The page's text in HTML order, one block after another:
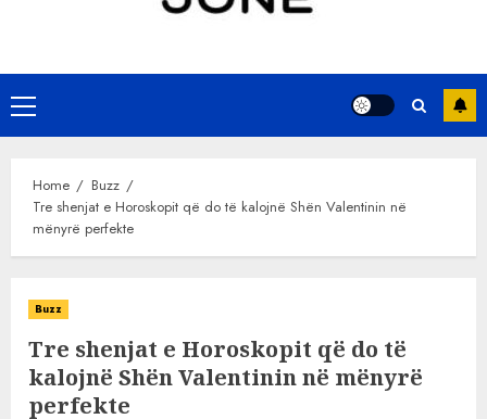
Primary
Menu
Home
Buzz
Tre shenjat e Horoskopit që do të kalojnë Shën Valentinin në
mënyrë perfekte
Buzz
Tre shenjat e Horoskopit që do të
kalojnë Shën Valentinin në mënyrë
perfekte